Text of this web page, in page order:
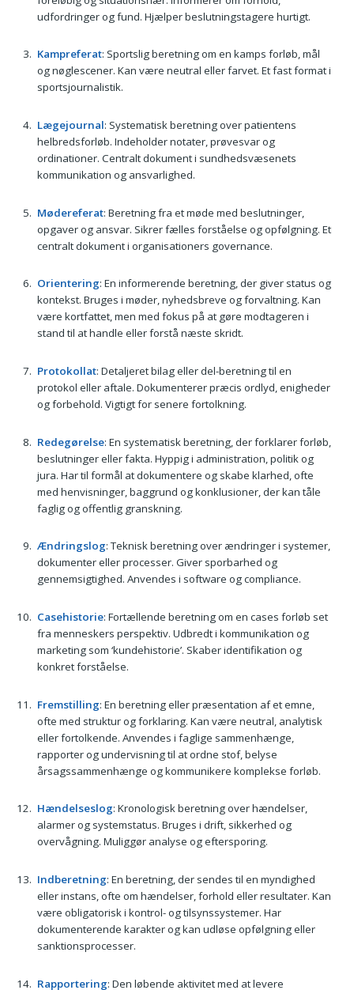
udfordringer og fund. Hjælper beslutningstagere hurtigt.
Kampreferat: Sportslig beretning om en kamps forløb, mål
og nøglescener. Kan være neutral eller farvet. Et fast format i
sportsjournalistik.
Lægejournal: Systematisk beretning over patientens
helbredsforløb. Indeholder notater, prøvesvar og
ordinationer. Centralt dokument i sundhedsvæsenets
kommunikation og ansvarlighed.
Mødereferat: Beretning fra et møde med beslutninger,
opgaver og ansvar. Sikrer fælles forståelse og opfølgning. Et
centralt dokument i organisationers governance.
Orientering: En informerende beretning, der giver status og
kontekst. Bruges i møder, nyhedsbreve og forvaltning. Kan
være kortfattet, men med fokus på at gøre modtageren i
stand til at handle eller forstå næste skridt.
Protokollat: Detaljeret bilag eller del-beretning til en
protokol eller aftale. Dokumenterer præcis ordlyd, enigheder
og forbehold. Vigtigt for senere fortolkning.
Redegørelse: En systematisk beretning, der forklarer forløb,
beslutninger eller fakta. Hyppig i administration, politik og
jura. Har til formål at dokumentere og skabe klarhed, ofte
med henvisninger, baggrund og konklusioner, der kan tåle
faglig og offentlig granskning.
Ændringslog: Teknisk beretning over ændringer i systemer,
dokumenter eller processer. Giver sporbarhed og
gennemsigtighed. Anvendes i software og compliance.
Casehistorie: Fortællende beretning om en cases forløb set
fra menneskers perspektiv. Udbredt i kommunikation og
marketing som ‘kundehistorie’. Skaber identifikation og
konkret forståelse.
Fremstilling: En beretning eller præsentation af et emne,
ofte med struktur og forklaring. Kan være neutral, analytisk
eller fortolkende. Anvendes i faglige sammenhænge,
rapporter og undervisning til at ordne stof, belyse
årsagssammenhænge og kommunikere komplekse forløb.
Hændelseslog: Kronologisk beretning over hændelser,
alarmer og systemstatus. Bruges i drift, sikkerhed og
overvågning. Muliggør analyse og eftersporing.
Indberetning: En beretning, der sendes til en myndighed
eller instans, ofte om hændelser, forhold eller resultater. Kan
være obligatorisk i kontrol- og tilsynssystemer. Har
dokumenterende karakter og kan udløse opfølgning eller
sanktionsprocesser.
Rapportering: Den løbende aktivitet med at levere